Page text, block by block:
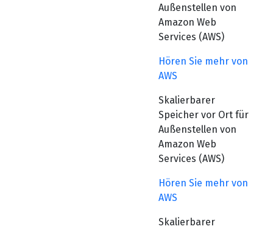
Außenstellen von
Amazon Web
Services (AWS)
Hören Sie mehr von
AWS
Skalierbarer
Speicher vor Ort für
Außenstellen von
Amazon Web
Services (AWS)
Hören Sie mehr von
AWS
Skalierbarer